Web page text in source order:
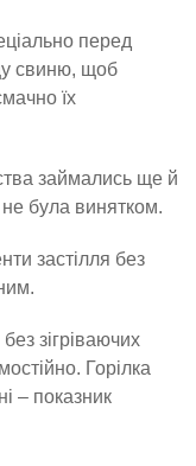
перед
свиню, щоб
їх
займались ще й
була винятком.
застілля без
зігріваючих
Горілка
– показник